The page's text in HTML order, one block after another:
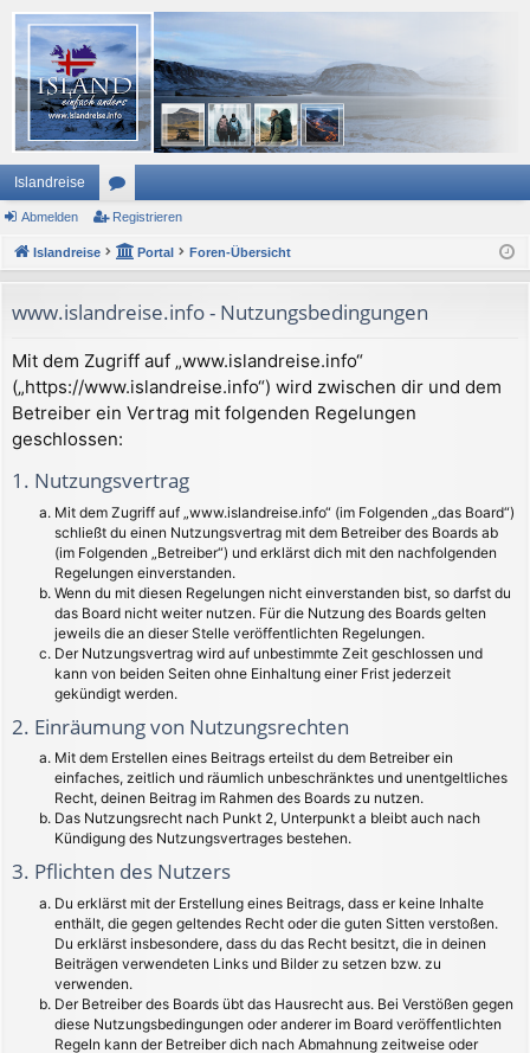
Islandreise
or
en
Abmelden Registrieren
Islandreise Portal Foren-Übersicht
www.islandreise.info - Nutzungsbedingungen
Mit dem Zugriff auf „www.islandreise.info“
(„https://www.islandreise.info“) wird zwischen dir und dem
Betreiber ein Vertrag mit folgenden Regelungen
geschlossen:
1. Nutzungsvertrag
Mit dem Zugriff auf „www.islandreise.info“ (im Folgenden „das Board“)
schließt du einen Nutzungsvertrag mit dem Betreiber des Boards ab
(im Folgenden „Betreiber“) und erklärst dich mit den nachfolgenden
Regelungen einverstanden.
Wenn du mit diesen Regelungen nicht einverstanden bist, so darfst du
das Board nicht weiter nutzen. Für die Nutzung des Boards gelten
jeweils die an dieser Stelle veröffentlichten Regelungen.
Der Nutzungsvertrag wird auf unbestimmte Zeit geschlossen und
kann von beiden Seiten ohne Einhaltung einer Frist jederzeit
gekündigt werden.
2. Einräumung von Nutzungsrechten
Mit dem Erstellen eines Beitrags erteilst du dem Betreiber ein
einfaches, zeitlich und räumlich unbeschränktes und unentgeltliches
Recht, deinen Beitrag im Rahmen des Boards zu nutzen.
Das Nutzungsrecht nach Punkt 2, Unterpunkt a bleibt auch nach
Kündigung des Nutzungsvertrages bestehen.
3. Pflichten des Nutzers
Du erklärst mit der Erstellung eines Beitrags, dass er keine Inhalte
enthält, die gegen geltendes Recht oder die guten Sitten verstoßen.
Du erklärst insbesondere, dass du das Recht besitzt, die in deinen
Beiträgen verwendeten Links und Bilder zu setzen bzw. zu
verwenden.
Der Betreiber des Boards übt das Hausrecht aus. Bei Verstößen gegen
diese Nutzungsbedingungen oder anderer im Board veröffentlichten
Regeln kann der Betreiber dich nach Abmahnung zeitweise oder